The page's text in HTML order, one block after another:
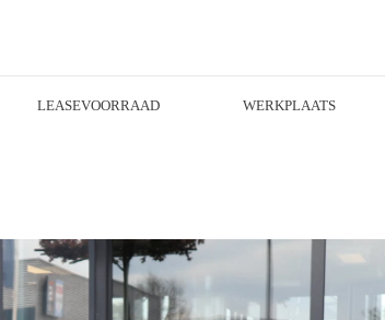
LEASEVOORRAAD WERKPLAATS